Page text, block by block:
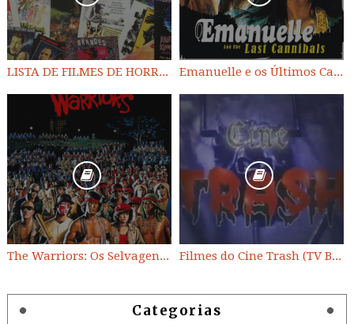
LISTA DE FILMES DE HORROR/ TRASH/ SUSPENSE/ SCI-FI/ EXPLOITATION E OUTROS Emanuelle e os Últimos Canibais
The Warriors: Os Selvagens da Noite Filmes do Cine Trash (TV BAND)
Categorias